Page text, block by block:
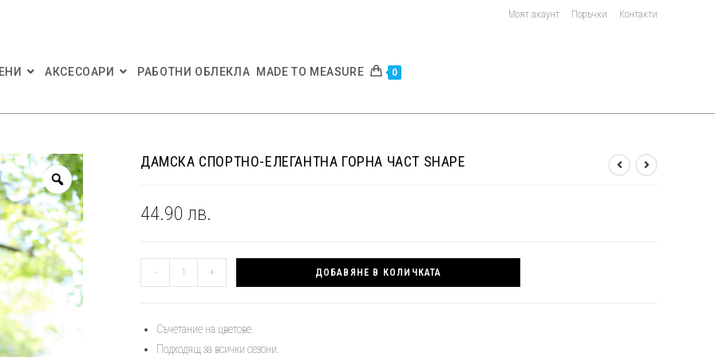
Моят акаунт Поръчки Контакти
АКСЕСОАРИ РАБОТНИ ОБЛЕКЛА MADE TO MEASURE 0
ДАМСКА СПОРТНО-ЕЛЕГАНТНА ГОРНА ЧАСТ SHAPE
44.90 лв.
количество
за
спортно-
елегантна
- + ДОБАВЯНЕ В КОЛИЧКАТА
Съчетание на цветове.
Подходящ за всички сезони.